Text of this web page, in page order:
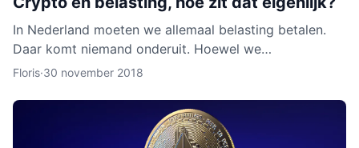
In Nederland moeten we allemaal belasting betalen.
Daar komt niemand onderuit. Hoewel we
cryptocurrency vaak zien als virtueel geld, is het toch
Floris·30 november 2018